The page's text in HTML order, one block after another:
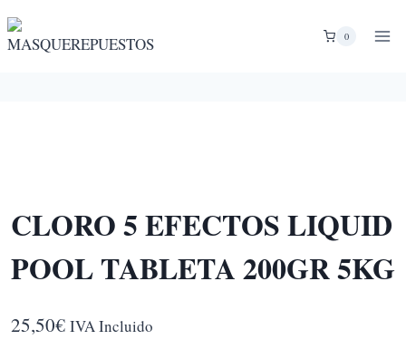
al
0
CLORO 5 EFECTOS LIQUID
POOL TABLETA 200GR 5KG
25,50€ IVA Incluido